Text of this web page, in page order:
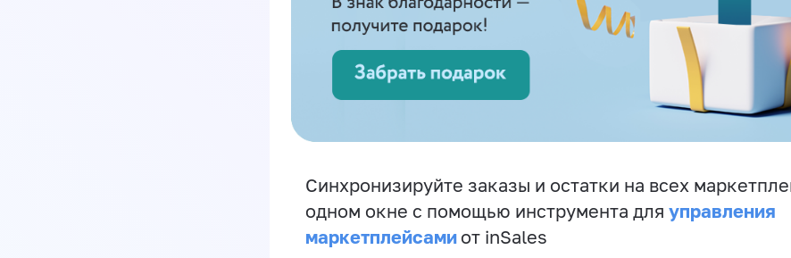
Синхронизируйте заказы и остатки на всех
одном окне с помощью инструмента для управления
маркетплейсами от inSales